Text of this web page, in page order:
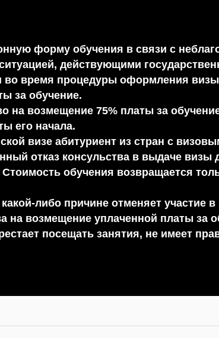
форму обучения в связи с
действующими
во время процедуры оформления визы
за обучение.
на возмещение 75% платы за
его начала.
визе абитуриент из стран с
отказ консульства в выдаче визы
обучения возвращается
либо причине отменяет участие
на возмещение уплаченной платы за
посещать занятия, не имеет